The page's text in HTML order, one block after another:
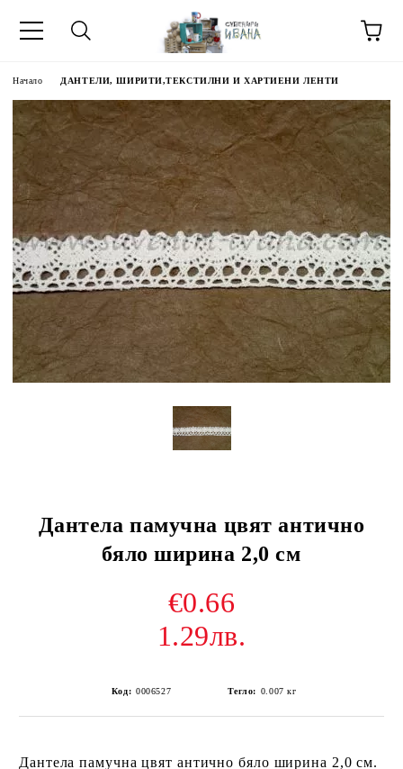
ЗА
Начало ДАНТЕЛИ, ШИРИТИ,ТЕКСТИЛНИ И ХАРТИЕНИ ЛЕНТИ
Дантела памучна цвят антично
бяло ширина 2,0 см
€0.66
1.29лв.
Код: 0006527 Тегло: 0.007 кг
Дантела памучна цвят антично бяло ширина 2,0 см.